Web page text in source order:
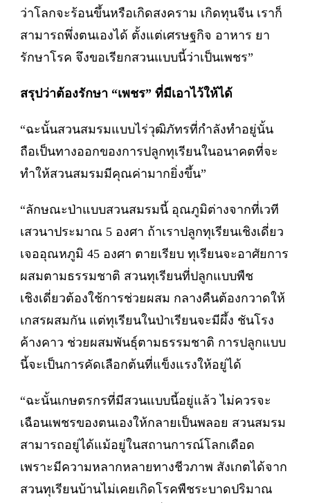
ว่าโลกจะร้อนขึ้นหรือเกิดสงคราม เกิดทุนจีน เราก็
สามารถพึ่งตนเองได้ ตั้งแต่เศรษฐกิจ อาหาร ยา
รักษาโรค จึงขอเรียกสวนแบบนี้ว่าเป็นเพชร”
สรุปว่าต้องรักษา “เพชร” ที่มีเอาไว้ให้ได้
“ฉะนั้นสวนสมรมแบบไร่วุฒิภัทรที่กำลังทำอยู่นั้น
ถือเป็นทางออกของการปลูกทุเรียนในอนาคตที่จะ
ทำให้สวนสมรมมีคุณค่ามากยิ่งขึ้น”
“ลักษณะป่าแบบสวนสมรมนี้ อุณภูมิต่างจากที่เวที
เสวนาประมาณ 5 องศา ถ้าเราปลูกทุเรียนเชิงเดี่ยว
เจออุณหภูมิ 45 องศา ตายเรียบ ทุเรียนจะอาศัยการ
ผสมตามธรรมชาติ สวนทุเรียนที่ปลูกแบบพืช
เชิงเดี่ยวต้องใช้การช่วยผสม กลางคืนต้องกวาดให้
เกสรผสมกัน แต่ทุเรียนในป่าเรียนจะมีผึ้ง ชันโรง
ค้างคาว ช่วยผสมพันธุ์ตามธรรมชาติ การปลูกแบบ
นี้จะเป็นการคัดเลือกต้นที่แข็งแรงให้อยู่ได้
“ฉะนั้นเกษตรกรที่มีสวนแบบนี้อยู่แล้ว ไม่ควรจะ
เฉือนเพชรของตนเองให้กลายเป็นพลอย สวนสมรม
สามารถอยู่ได้แม้อยู่ในสถานการณ์โลกเดือด
เพราะมีความหลากหลายทางชีวภาพ สังเกตได้จาก
สวนทุเรียนบ้านไม่เคยเกิดโรคพืชระบาดปริมาณ